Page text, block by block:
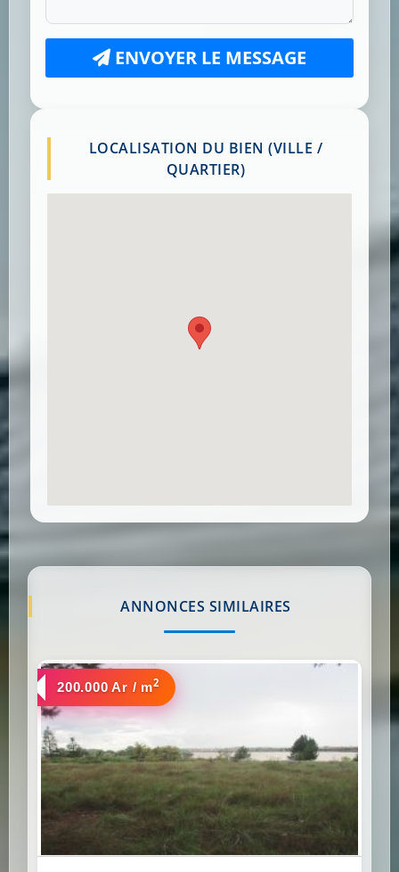
ENVOYER LE MESSAGE
LOCALISATION DU BIEN (VILLE /
QUARTIER)
ANNONCES SIMILAIRES
a vendre
200.000 Ar / m2